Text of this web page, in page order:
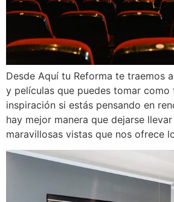
Desde Aquí tu Reforma te traemos
y películas que puedes tomar como
inspiración si estás pensando en
hay mejor manera que dejarse
maravillosas vistas que nos ofrece